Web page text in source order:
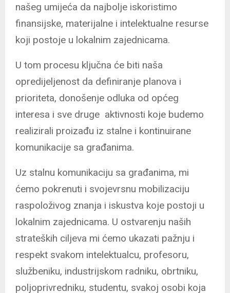
našeg umijeća da najbolje iskoristimo
finansijske, materijalne i intelektualne resurse
koji postoje u lokalnim zajednicama.
U tom procesu ključna će biti naša
opredijeljenost da definiranje planova i
prioriteta, donošenje odluka od općeg
interesa i sve druge aktivnosti koje budemo
realizirali proizađu iz stalne i kontinuirane
komunikacije sa građanima.
Uz stalnu komunikaciju sa građanima, mi
ćemo pokrenuti i svojevrsnu mobilizaciju
raspoloživog znanja i iskustva koje postoji u
lokalnim zajednicama. U ostvarenju naših
strateških ciljeva mi ćemo ukazati pažnju i
respekt svakom intelektualcu, profesoru,
službeniku, industrijskom radniku, obrtniku,
poljoprivredniku, studentu, svakoj osobi koja